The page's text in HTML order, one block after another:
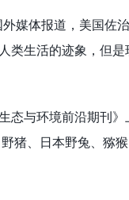
体报道，美国佐
类生活的迹象，但
与环境前沿期刊》
猪、日本野兔、猕